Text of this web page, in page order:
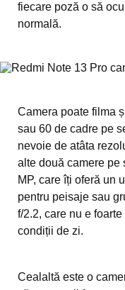
fiecare poză o să
normală.
Camera poate filma
sau 60 de cadre pe
nevoie de atâta
alte două camere pe
MP, care îți oferă un
pentru peisaje sau
f/2.2, care nu e
condiții de zi.
Cealaltă este o